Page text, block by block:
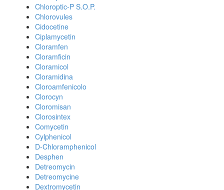
Chloroptic-P S.O.P.
Chlorovules
Cidocetine
Ciplamycetin
Cloramfen
Cloramficin
Cloramicol
Cloramidina
Cloroamfenicolo
Clorocyn
Cloromisan
Clorosintex
Comycetin
Cylphenicol
D-Chloramphenicol
Desphen
Detreomycin
Detreomycine
Dextromycetin